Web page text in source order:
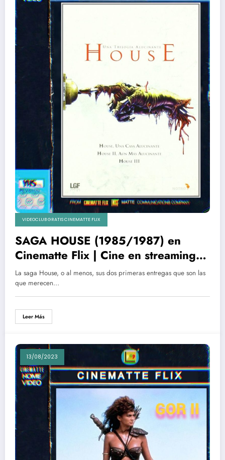
VIDEOCLUB GRATIS CINEMATTE FLIX
SAGA HOUSE (1985/1987) en
Cinematte Flix | Cine en streaming
gratis´+ Crítica
La saga House, o al menos, sus dos primeras entregas que son las
que merecen…
Leer Más
13/08/2023